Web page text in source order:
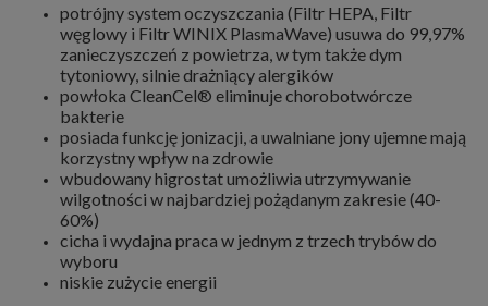
potrójny system oczyszczania (Filtr HEPA, Filtr
węglowy i Filtr WINIX PlasmaWave) usuwa do 99,97%
zanieczyszczeń z powietrza, w tym także dym
tytoniowy, silnie drażniący alergików
powłoka CleanCel® eliminuje chorobotwórcze
bakterie
posiada funkcję jonizacji, a uwalniane jony ujemne mają
korzystny wpływ na zdrowie
wbudowany higrostat umożliwia utrzymywanie
wilgotności w najbardziej pożądanym zakresie (40-
60%)
cicha i wydajna praca w jednym z trzech trybów do
wyboru
niskie zużycie energii